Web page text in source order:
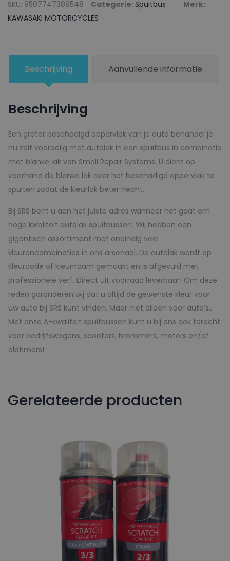
+
Blanke
900GPZ
-
aantal
SKU: 9507747389548 Categorie: Spuitbus
Merk:
KAWASAKI MOTORCYCLES
Beschrijving Aanvullende informatie
Beschrijving
Een groter beschadigd oppervlak van je auto behandel je
nu zelf voordelig met autolak in een spuitbus in combinatie
met blanke lak van Small Repair Systems. U dient op
voorhand de blanke lak over het beschadigd oppervlak te
spuiten zodat de kleurlak beter hecht.
Bij SRS bent u aan het juiste adres wanneer het gaat om
hoge kwaliteit autolak spuitbussen. Wij hebben een
gigantisch assortiment met oneindig veel
kleurencombinaties in ons arsenaal. De autolak wordt op
kleurcode of kleurnaam gemaakt en is afgevuld met
professionele verf. Direct uit voorraad leverbaar! Om deze
reden garanderen wij dat u altijd de gewenste kleur voor
uw auto bij SRS kunt vinden. Maar niet alleen voor auto’s..
Met onze A-kwaliteit spuitbussen kunt u bij ons ook terecht
voor bedrijfswagens, scooters, brommers, motors en/of
oldtimers!
Gerelateerde producten